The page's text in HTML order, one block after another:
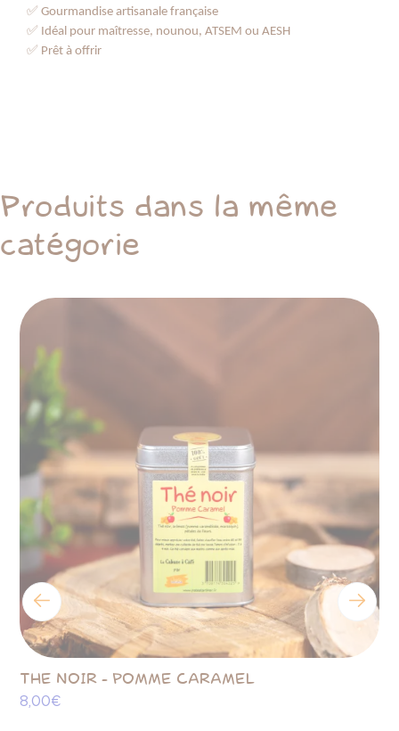
✅ Gourmandise artisanale française
✅ Idéal pour maîtresse, nounou, ATSEM ou AESH
✅ Prêt à offrir
Produits dans la même
catégorie
THE NOIR - POMME CARAMEL
8,00 €